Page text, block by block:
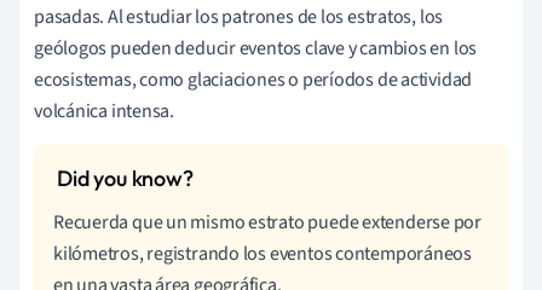
pasadas. Al estudiar los patrones de los estratos, los
geólogos pueden deducir eventos clave y cambios en los
ecosistemas, como glaciaciones o períodos de actividad
volcánica intensa.
Recuerda que un mismo estrato puede extenderse por
kilómetros, registrando los eventos contemporáneos
en una vasta área geográfica.